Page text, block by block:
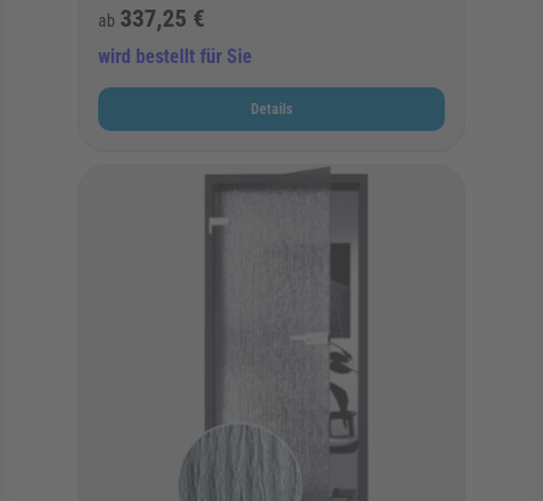
ab 337,25 €
wird bestellt für Sie
Details